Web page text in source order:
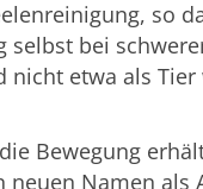
so
selbst bei
nicht etwa als
Bewegung
neuen Namen als